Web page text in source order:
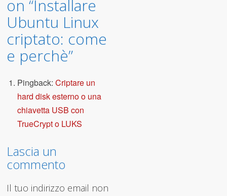
on “Installare
Ubuntu Linux
criptato: come
e perchè”
Pingback:Criptare un
hard disk esterno o una
chiavetta USB con
TrueCrypt o LUKS
Lascia un
commento
Il tuo indirizzo email non